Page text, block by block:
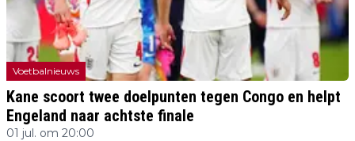
Voetbalnieuws
Kane scoort twee doelpunten tegen Congo en helpt
Engeland naar achtste finale
01 jul. om 20:00